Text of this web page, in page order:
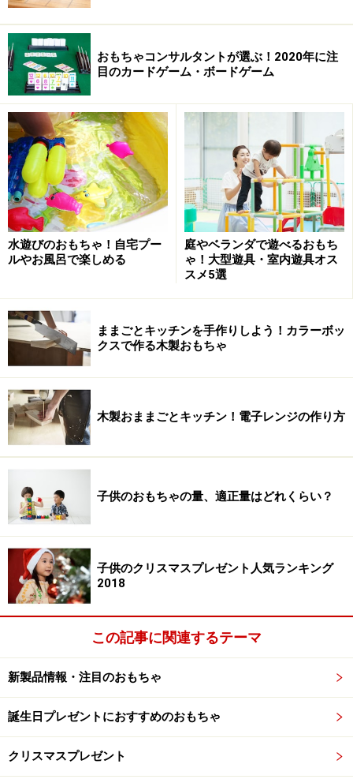
おもちゃコンサルタントが選ぶ！2020年に注
目のカードゲーム・ボードゲーム
水遊びのおもちゃ！自宅プー
ルやお風呂で楽しめる
庭やベランダで遊べるおもち
ゃ！大型遊具・室内遊具オス
スメ5選
ままごとキッチンを手作りしよう！カラーボッ
クスで作る木製おもちゃ
木製おままごとキッチン！電子レンジの作り方
子供のおもちゃの量、適正量はどれくらい？
子供のクリスマスプレゼント人気ランキング
2018
この記事に関連するテーマ
新製品情報・注目のおもちゃ
誕生日プレゼントにおすすめのおもちゃ
クリスマスプレゼント